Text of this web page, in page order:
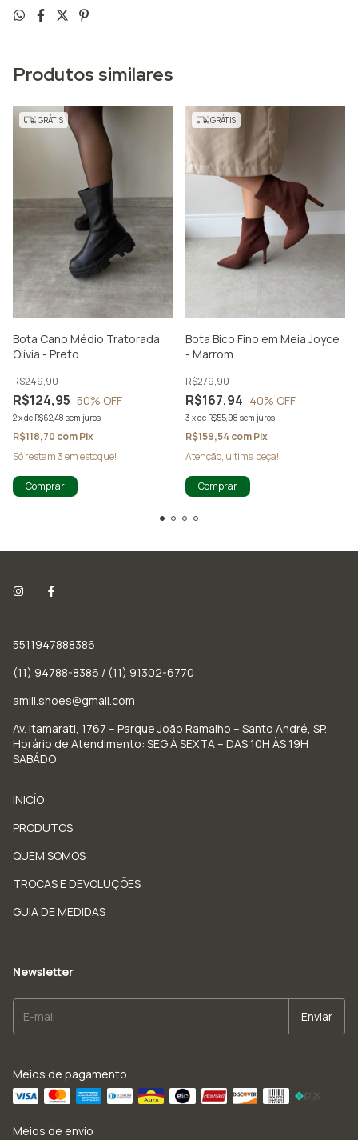
Produtos similares
GRÁTIS
Bota Cano Médio Tratorada
Olívia - Preto
R$124,95
R$249,90
50% OFF
2xde R$62,48 sem juros
R$118,70 comPix
Só restam3em estoque!
Comprar
GRÁTIS
Bota Bico Fino em Meia Joyce
- Marrom
R$167,94
R$279,90
40% OFF
3 xde R$55,98 sem juros
R$159,54 comPix
Atenção, última peça!
Comprar
5511947888386
(11) 94788-8386 / (11) 91302-6770
amili.shoes@gmail.com
Av. Itamarati, 1767 – Parque João Ramalho – Santo André, SP.
Horário de Atendimento: SEG À SEXTA – DAS 10H ÀS 19H
SABÁDO
INICÍO
PRODUTOS
QUEM SOMOS
TROCAS E DEVOLUÇÕES
GUIA DE MEDIDAS
Newsletter
Meios de pagamento
Meios de envio